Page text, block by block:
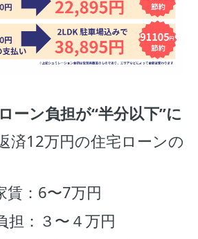
ーン負担が“半分以下”に
済12万円の住宅ローンの
賃：6〜7万円
担：３〜４万円